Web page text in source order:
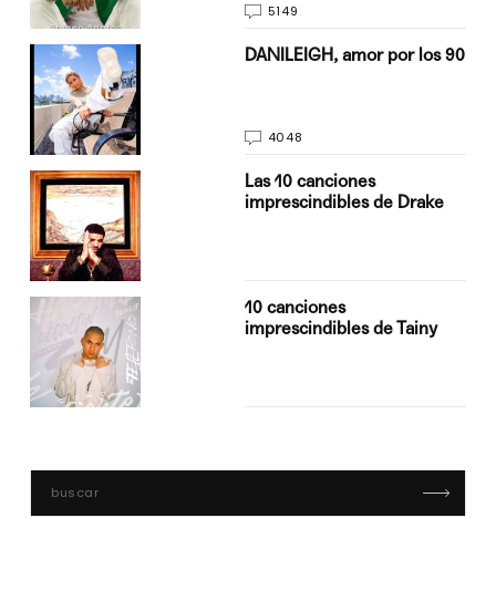
5149
DANILEIGH, amor por los 90
4048
Las 10 canciones
imprescindibles de Drake
10 canciones
imprescindibles de Tainy